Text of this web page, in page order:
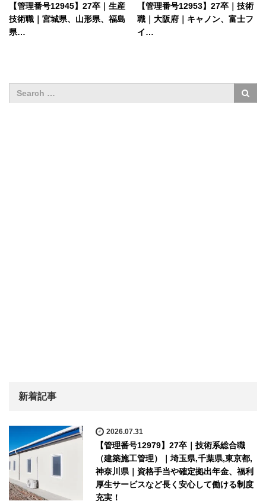
【管理番号12945】27卒｜生産
技術職｜宮城県、山形県、福島
県…
【管理番号12953】27卒｜技術
職｜大阪府｜キャノン、富士フ
イ…
新着記事
2026.07.31
【管理番号12979】27卒｜技術系総合職
（建築施工管理）｜埼玉県,千葉県,東京都,
神奈川県｜資格手当や確定拠出年金、福利
厚生サービスなど長く安心して働ける制度
充実！